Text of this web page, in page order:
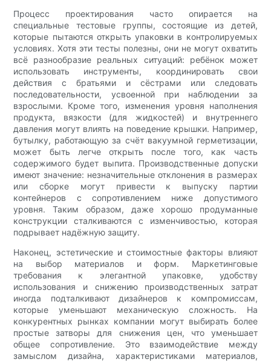
Процесс проектирования часто опирается на
специальные тестовые группы, состоящие из детей,
которые пытаются открыть упаковки в контролируемых
условиях. Хотя эти тесты полезны, они не могут охватить
всё разнообразие реальных ситуаций: ребёнок может
использовать инструменты, координировать свои
действия с братьями и сёстрами или следовать
последовательности, усвоенной при наблюдении за
взрослыми. Кроме того, изменения уровня наполнения
продукта, вязкости (для жидкостей) и внутреннего
давления могут влиять на поведение крышки. Например,
бутылку, работающую за счёт вакуумной герметизации,
может быть легче открыть после того, как часть
содержимого будет выпита. Производственные допуски
имеют значение: незначительные отклонения в размерах
или сборке могут привести к выпуску партии
контейнеров с сопротивлением ниже допустимого
уровня. Таким образом, даже хорошо продуманные
конструкции сталкиваются с изменчивостью, которая
подрывает надёжную защиту.
Наконец, эстетические и стоимостные факторы влияют
на выбор материалов и форм. Маркетинговые
требования к элегантной упаковке, удобству
использования и снижению производственных затрат
иногда подталкивают дизайнеров к компромиссам,
которые уменьшают механическую сложность. На
конкурентных рынках компании могут выбирать более
простые затворы для снижения цен, что уменьшает
общее сопротивление. Это взаимодействие между
замыслом дизайна, характеристиками материалов,